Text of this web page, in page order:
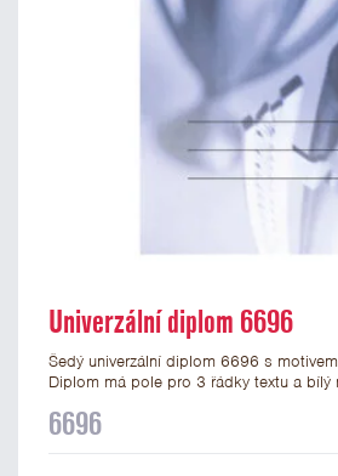
Univerzální diplom 6696
Šedý univerzální diplom 6696 s
Diplom má pole pro 3 řádky textu a bílý
univerzální diplom je vhodný pro
6696